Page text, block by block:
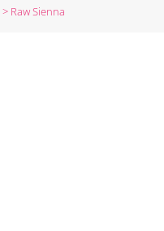
> Raw Sienna